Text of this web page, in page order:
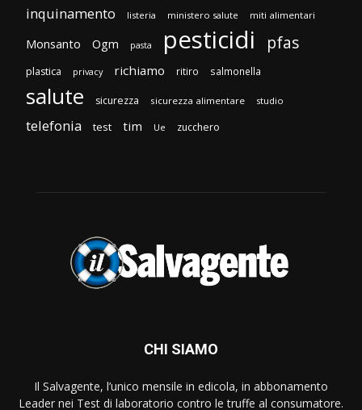
inquinamento listeria ministero salute miti alimentari
Monsanto Ogm pasta pesticidi pfas
plastica privacy richiamo ritiro salmonella
salute sicurezza sicurezza alimentare studio
telefonia test tim Ue zucchero
CHI SIAMO
Il Salvagente, l’unico mensile in edicola, in abbonamento
Leader nei Test di laboratorio contro le truffe al consumatore.